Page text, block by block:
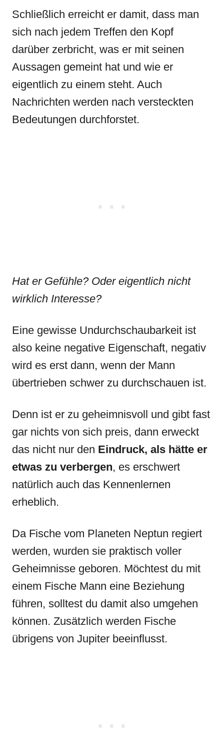
Schließlich erreicht er damit, dass man
sich nach jedem Treffen den Kopf
darüber zerbricht, was er mit seinen
Aussagen gemeint hat und wie er
eigentlich zu einem steht. Auch
Nachrichten werden nach versteckten
Bedeutungen durchforstet.
Hat er Gefühle? Oder eigentlich nicht
wirklich Interesse?
Eine gewisse Undurchschaubarkeit ist
also keine negative Eigenschaft, negativ
wird es erst dann, wenn der Mann
übertrieben schwer zu durchschauen ist.
Denn ist er zu geheimnisvoll und gibt fast
gar nichts von sich preis, dann erweckt
das nicht nur den Eindruck, als hätte er
etwas zu verbergen, es erschwert
natürlich auch das Kennenlernen
erheblich.
Da Fische vom Planeten Neptun regiert
werden, wurden sie praktisch voller
Geheimnisse geboren. Möchtest du mit
einem Fische Mann eine Beziehung
führen, solltest du damit also umgehen
können. Zusätzlich werden Fische
übrigens von Jupiter beeinflusst.